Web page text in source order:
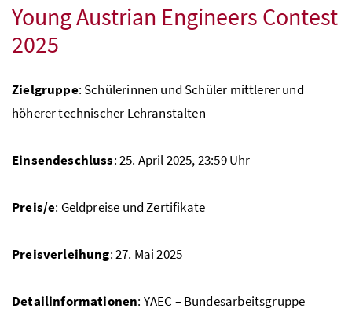
Young Austrian Engineers Contest
2025
Zielgruppe: Schülerinnen und Schüler mittlerer und
höherer technischer Lehranstalten
Einsendeschluss: 25. April 2025, 23:59 Uhr
Preis/e: Geldpreise und Zertifikate
Preisverleihung: 27. Mai 2025
Detailinformationen: YAEC – Bundesarbeitsgruppe